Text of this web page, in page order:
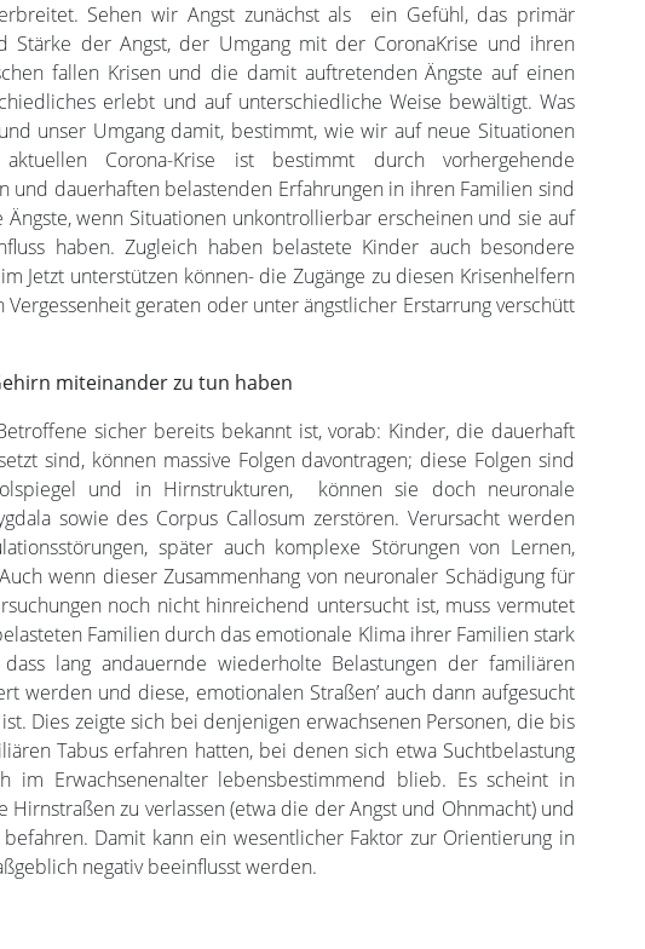
Sehen wir Angst zunächst als ein Gefühl, das primär
Stärke der Angst, der Umgang mit der CoronaKrise und ihren
fallen Krisen und die damit auftretenden Ängste auf einen
erlebt und auf unterschiedliche Weise bewältigt. Was
unser Umgang damit, bestimmt, wie wir auf neue Situationen
Corona-Krise ist bestimmt durch vorhergehende
und dauerhaften belastenden Erfahrungen in ihren Familien sind
wenn Situationen unkontrollierbar erscheinen und sie auf
haben. Zugleich haben belastete Kinder auch besondere
Jetzt unterstützen können- die Zugänge zu diesen Krisenhelfern
geraten oder unter ängstlicher Erstarrung verschütt
miteinander zu tun haben
sicher bereits bekannt ist, vorab: Kinder, die dauerhaft
sind, können massive Folgen davontragen; diese Folgen sind
und in Hirnstrukturen, können sie doch neuronale
sowie des Corpus Callosum zerstören. Verursacht werden
später auch komplexe Störungen von Lernen,
wenn dieser Zusammenhang von neuronaler Schädigung für
noch nicht hinreichend untersucht ist, muss vermutet
Familien durch das emotionale Klima ihrer Familien stark
lang andauernde wiederholte Belastungen der familiären
werden und diese‚ emotionalen Straßen’ auch dann aufgesucht
Dies zeigte sich bei denjenigen erwachsenen Personen, die bis
Tabus erfahren hatten, bei denen sich etwa Suchtbelastung
im Erwachsenenalter lebensbestimmend blieb. Es scheint in
Hirnstraßen zu verlassen (etwa die der Angst und Ohnmacht) und
Damit kann ein wesentlicher Faktor zur Orientierung in
negativ beeinflusst werden.